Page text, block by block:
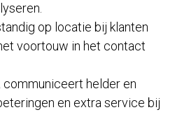
op locatie bij klanten
voortouw in het contact
helder en
en extra service bij